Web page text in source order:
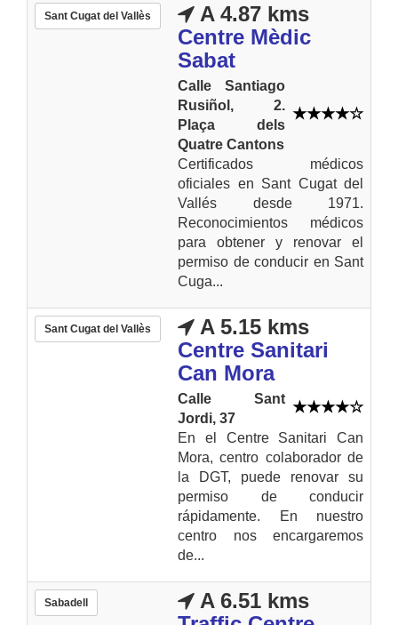
Sant Cugat del Vallès
A 4.87 kms
Centre Mèdic
Sabat
Calle Santiago
Rusiñol, 2.
Plaça dels
Quatre Cantons
Certificados médicos
oficiales en Sant Cugat del
Vallés desde 1971.
Reconocimientos médicos
para obtener y renovar el
permiso de conducir en Sant
Cuga...
Sant Cugat del Vallès
A 5.15 kms
Centre Sanitari
Can Mora
Calle Sant
Jordi, 37
En el Centre Sanitari Can
Mora, centro colaborador de
la DGT, puede renovar su
permiso de conducir
rápidamente. En nuestro
centro nos encargaremos
de...
Sabadell
A 6.51 kms